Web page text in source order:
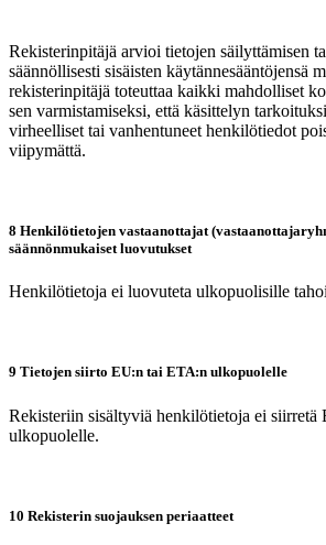
Rekisterinpitäjä arvioi tietojen säilyttämisen
säännöllisesti sisäisten käytännesääntöjensä
rekisterinpitäjä toteuttaa kaikki mahdolliset
sen varmistamiseksi, että käsittelyn
virheelliset tai vanhentuneet henkilötiedot
viipymättä.
8 Henkilötietojen vastaanottajat
säännönmukaiset luovutukset
Henkilötietoja ei luovuteta ulkopuolisille
9 Tietojen siirto EU:n tai ETA:n ulkopuolelle
Rekisteriin sisältyviä henkilötietoja ei siirretä
ulkopuolelle.
10 Rekisterin suojauksen periaatteet